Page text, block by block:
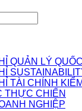
QUẢN LÝ
TÀI CHÍNH
THỰC CHIẾN
NGHIỆP